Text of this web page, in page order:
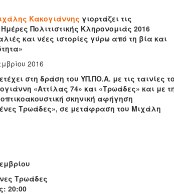
Κακογιάννης γιορτάζει τις
Πολιτιστικής Κληρονομιάς 2016
και νέες ιστορίες γύρω από τη βία και
2016
στη δράση του ΥΠ.ΠΟ.Α. με τις ταινίες
«Αττίλας 74» και «Τρωάδες» και με
σκηνική αφήγηση
Τρωάδες», σε μετάφραση του Μιχάλη
Τρωάδες
20:00